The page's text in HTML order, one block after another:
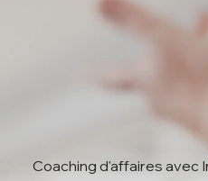
Coaching d'affaires avec